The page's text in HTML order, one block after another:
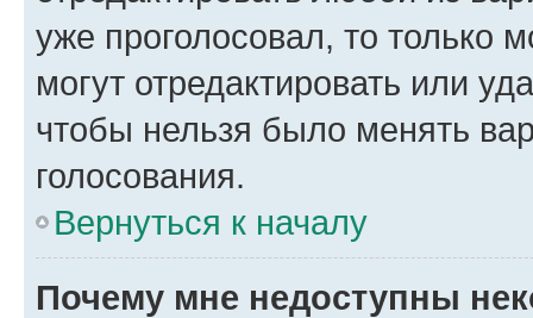
уже проголосовал, то только
могут отредактировать или
чтобы нельзя было менять
голосования.
Вернуться к началу
Почему мне недоступны